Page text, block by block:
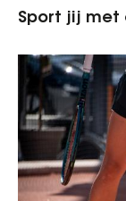
Sport jij met